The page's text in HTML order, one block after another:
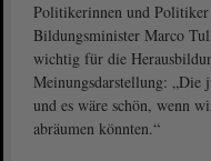
Politikerinnen und
Bildungsminister Marco
wichtig für die
Meinungsdarstellung: „Die
und es wäre schön, wenn
abräumen könnten.“